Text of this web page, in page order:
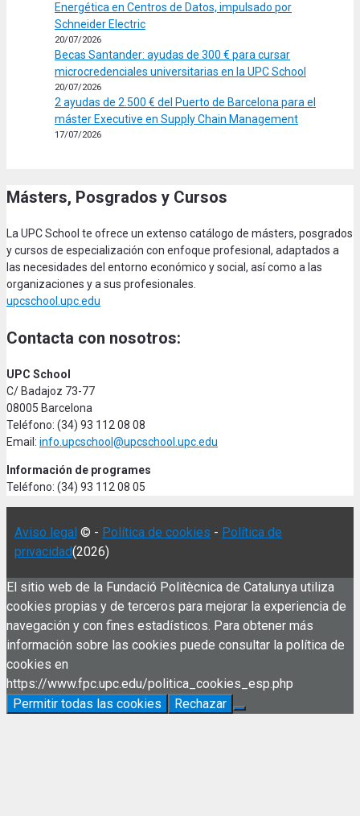
Energética en Centros de Datos, impulsado por
Schneider Electric
20/07/2026
Becas Santander: ayudas de 300 € para cursar
microcredenciales universitarias en la UPC School
20/07/2026
2 ayudas de 2.500 € del Puerto de Barcelona para el
máster Executive en Supply Chain Management
17/07/2026
Másters, Posgrados y Cursos
La UPC School te ofrece un extenso catálogo de másters, posgrados
y cursos de especialización con enfoque profesional, adaptados a
las necesidades del entorno económico y social, así como a las
organizaciones y a sus profesionales.
upcschool.upc.edu
Contacta con nosotros:
UPC School
C/ Badajoz 73-77
08005 Barcelona
Teléfono: (34) 93 112 08 08
Email: info.upcschool@upcschool.upc.edu
Información de programes
Teléfono: (34) 93 112 08 05
Aviso legal © - Política de cookies - Política de
privacidad(2026)
El sitio web de la Fundació Politècnica de Catalunya utiliza
cookies propias y de terceros para mejorar la experiencia de
navegación y con fines estadísticos. Para obtener más
información sobre las cookies puede consultar la política de
cookies en
https://www.fpc.upc.edu/politica_cookies_esp.php
Permitir todas las cookies
Rechazar